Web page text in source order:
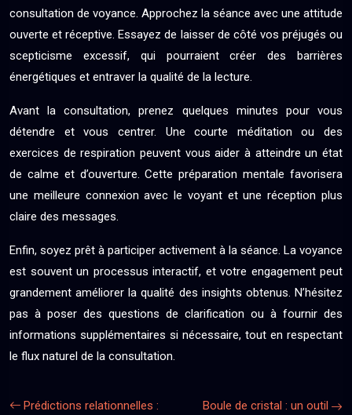
consultation de voyance. Approchez la séance avec une attitude
ouverte et réceptive. Essayez de laisser de côté vos préjugés ou
scepticisme excessif, qui pourraient créer des barrières
énergétiques et entraver la qualité de la lecture.
Avant la consultation, prenez quelques minutes pour vous
détendre et vous centrer. Une courte méditation ou des
exercices de respiration peuvent vous aider à atteindre un état
de calme et d’ouverture. Cette préparation mentale favorisera
une meilleure connexion avec le voyant et une réception plus
claire des messages.
Enfin, soyez prêt à participer activement à la séance. La voyance
est souvent un processus interactif, et votre engagement peut
grandement améliorer la qualité des insights obtenus. N’hésitez
pas à poser des questions de clarification ou à fournir des
informations supplémentaires si nécessaire, tout en respectant
le flux naturel de la consultation.
Prédictions relationnelles :
Boule de cristal : un outil